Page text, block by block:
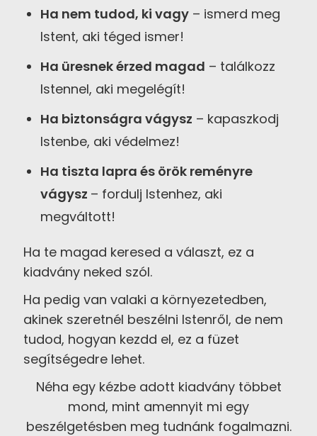
Ha nem tudod, ki vagy – ismerd meg
Istent, aki téged ismer!
Ha üresnek érzed magad – találkozz
Istennel, aki megelégít!
Ha biztonságra vágysz – kapaszkodj
Istenbe, aki védelmez!
Ha tiszta lapra és örök reményre
vágysz – fordulj Istenhez, aki
megváltott!
Ha te magad keresed a választ, ez a
kiadvány neked szól.
Ha pedig van valaki a környezetedben,
akinek szeretnél beszélni Istenről, de nem
tudod, hogyan kezdd el, ez a füzet
segítségedre lehet.
Néha egy kézbe adott kiadvány többet
mond, mint amennyit mi egy
beszélgetésben meg tudnánk fogalmazni.